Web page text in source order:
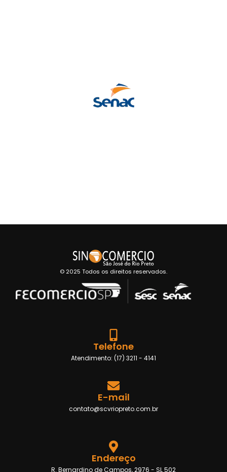
© 2025 Todos os direitos reservados.
Telefone
Atendimento: (17) 3211 - 4141
E-mail
contato@scvriopreto.com.br
Endereço
R. Bernardino de Campos, 2976 - SL 502